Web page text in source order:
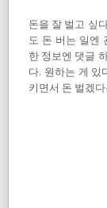
돈을 잘 벌고 싶
도 돈 버는 일엔
한 정보엔 댓글
다. 원하는 게 있
키면서 돈 벌겠